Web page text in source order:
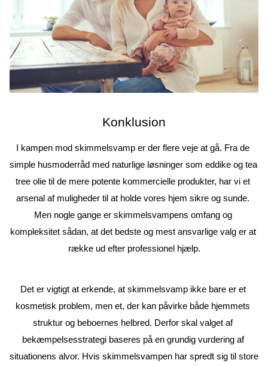
Konklusion
I kampen mod skimmelsvamp er der flere veje at gå. Fra de
simple husmoderråd med naturlige løsninger som eddike og tea
tree olie til de mere potente kommercielle produkter, har vi et
arsenal af muligheder til at holde vores hjem sikre og sunde.
Men nogle gange er skimmelsvampens omfang og
kompleksitet sådan, at det bedste og mest ansvarlige valg er at
række ud efter professionel hjælp.
Det er vigtigt at erkende, at skimmelsvamp ikke bare er et
kosmetisk problem, men et, der kan påvirke både hjemmets
struktur og beboernes helbred. Derfor skal valget af
bekæmpelsesstrategi baseres på en grundig vurdering af
situationens alvor. Hvis skimmelsvampen har spredt sig til store